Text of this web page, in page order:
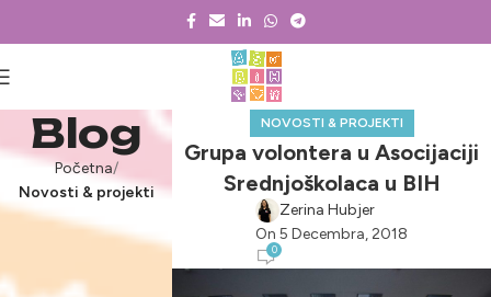
Blog
Početna
Novosti & projekti
NOVOSTI & PROJEKTI
Grupa volontera u Asocijaciji
Srednjoškolaca u BIH
Zerina Hubjer
On 5 Decembra, 2018
0